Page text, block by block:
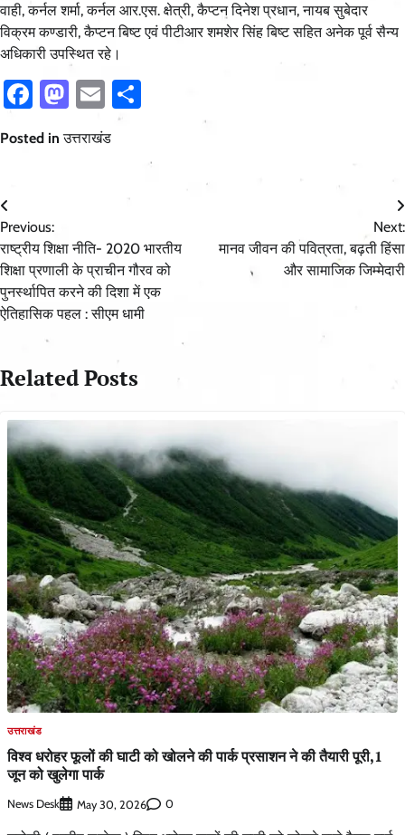
वाही, कर्नल शर्मा, कर्नल आर.एस. क्षेत्री, कैप्टन दिनेश प्रधान, नायब सुबेदार
विक्रम कण्डारी, कैप्टन बिष्ट एवं पीटीआर शमशेर सिंह बिष्ट सहित अनेक पूर्व सैन्य
अधिकारी उपस्थित रहे।
Facebook
Mastodon
Email
Posted inउत्तराखंड
Post
navigation
Previous:
राष्ट्रीय शिक्षा नीति- 2020 भारतीय
शिक्षा प्रणाली के प्राचीन गौरव को
पुनर्स्थापित करने की दिशा में एक
ऐतिहासिक पहल : सीएम धामी
Next:
मानव जीवन की पवित्रता, बढ़ती हिंसा
और सामाजिक जिम्मेदारी
Related Posts
उत्तराखंड
विश्व धरोहर फूलों की घाटी को खोलने की पार्क प्रसाशन ने की तैयारी पूरी,1
जून को खुलेगा पार्क
News Desk May 30, 2026 0